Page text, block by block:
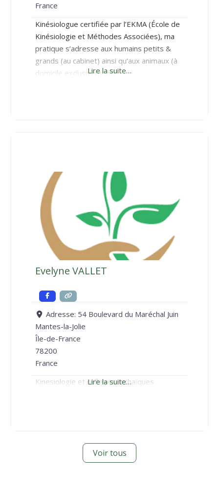
France
Kinésiologue certifiée par l’EKMA (École de
Kinésiologie et Méthodes Associées), ma
pratique s’adresse aux humains petits &
grands (au cabinet) ainsi qu’aux animaux (à
domicile exclusivement).
Lire la suite…
Evelyne VALLET
Adresse: 54 Boulevard du Maréchal Juin
Mantes-la-Jolie
Île-de-France
78200
France
Kinesiologie et réflexes archaïques
Lire la suite…
Voir tous